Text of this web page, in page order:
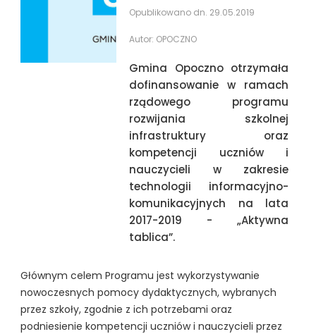
Opublikowano dn. 29.05.2019
Autor: OPOCZNO
Gmina Opoczno otrzymała
dofinansowanie w ramach
rządowego programu
rozwijania szkolnej
infrastruktury oraz
kompetencji uczniów i
nauczycieli w zakresie
technologii informacyjno-
komunikacyjnych na lata
2017-2019 - „Aktywna
tablica”.
Głównym celem Programu jest wykorzystywanie
nowoczesnych pomocy dydaktycznych, wybranych
przez szkoły, zgodnie z ich potrzebami oraz
podniesienie kompetencji uczniów i nauczycieli przez